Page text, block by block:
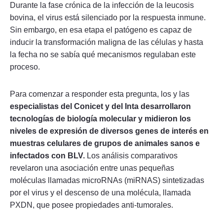
Durante la fase crónica de la infección de la leucosis
bovina, el virus está silenciado por la respuesta inmune.
Sin embargo, en esa etapa el patógeno es capaz de
inducir la transformación maligna de las células y hasta
la fecha no se sabía qué mecanismos regulaban este
proceso.
Para comenzar a responder esta pregunta, los y las
especialistas del Conicet y del Inta desarrollaron
tecnologías de biología molecular y midieron los
niveles de expresión de diversos genes de interés en
muestras celulares de grupos de animales sanos e
infectados con BLV. Los análisis comparativos
revelaron una asociación entre unas pequeñas
moléculas llamadas microRNAs (miRNAS) sintetizadas
por el virus y el descenso de una molécula, llamada
PXDN, que posee propiedades anti-tumorales.